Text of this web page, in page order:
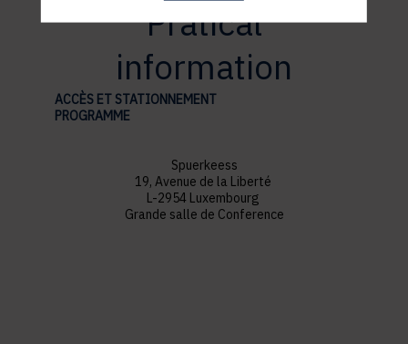
Pratical
information
ACCÈS ET STATIONNEMENT
PROGRAMME
Spuerkeess
19, Avenue de la Liberté
L-2954 Luxembourg
Grande salle de Conference